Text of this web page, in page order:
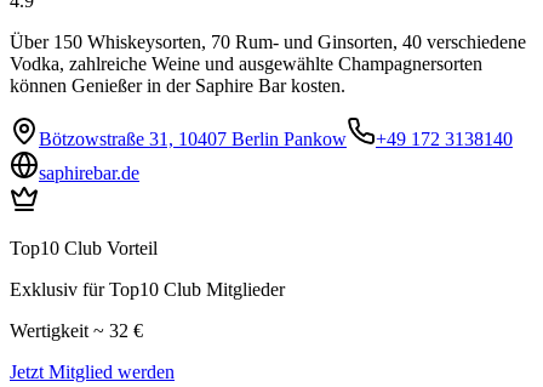
Über 150 Whiskeysorten, 70 Rum- und Ginsorten, 40 verschiedene
Vodka, zahlreiche Weine und ausgewählte Champagnersorten
können Genießer in der Saphire Bar kosten.
Bötzowstraße 31, 10407 Berlin Pankow
+49 172 3138140
saphirebar.de
Top10 Club Vorteil
Exklusiv für Top10 Club Mitglieder
Wertigkeit ~ 32 €
Jetzt Mitglied werden